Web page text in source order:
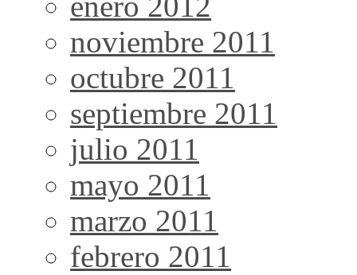
noviembre 2011
octubre 2011
septiembre 2011
julio 2011
mayo 2011
marzo 2011
febrero 2011